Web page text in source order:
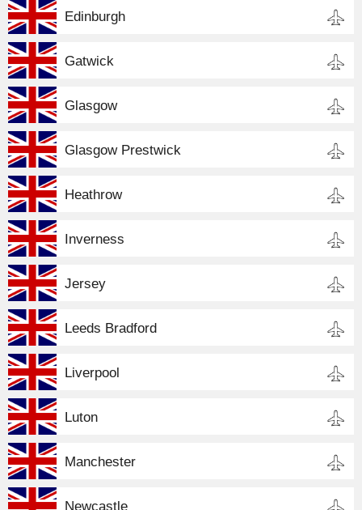
Edinburgh
Gatwick
Glasgow
Glasgow Prestwick
Heathrow
Inverness
Jersey
Leeds Bradford
Liverpool
Luton
Manchester
Newcastle